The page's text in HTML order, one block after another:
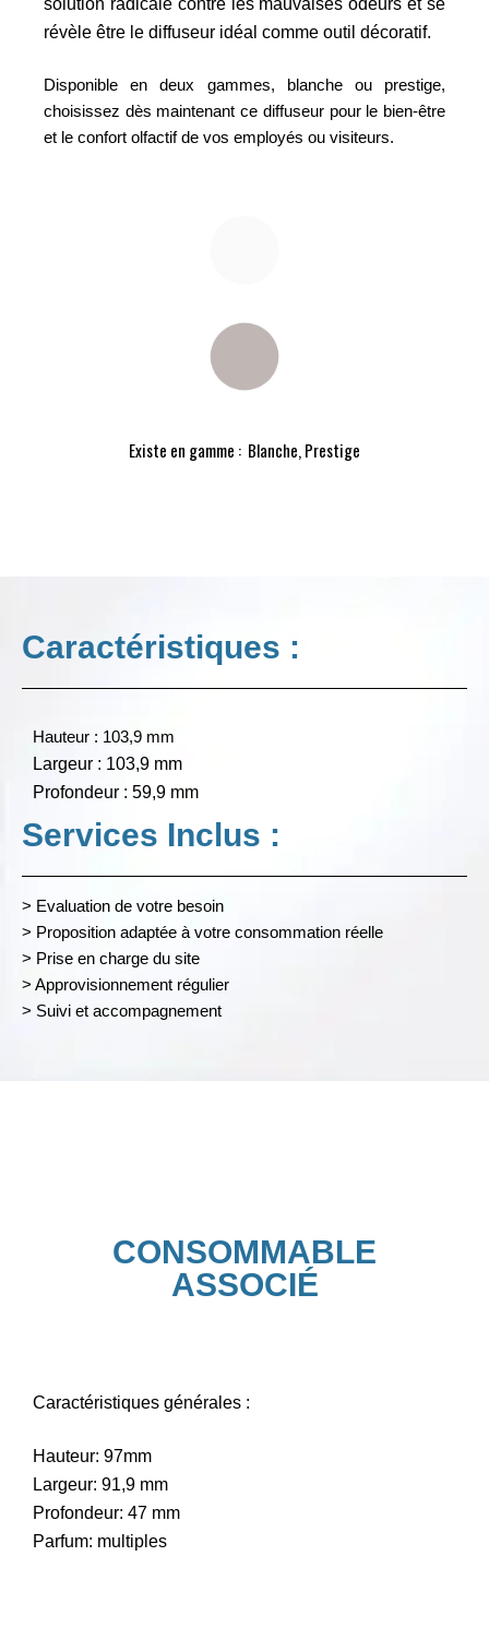
solution radicale contre les mauvaises odeurs et se
révèle être le diffuseur idéal comme outil décoratif.
Disponible en deux gammes, blanche ou prestige,
choisissez dès maintenant ce diffuseur pour le bien-être
et le confort olfactif de vos employés ou visiteurs.
Existe en gamme : Blanche, Prestige
Caractéristiques :
Hauteur : 103,9 mm
Largeur : 103,9 mm
Profondeur : 59,9 mm
Services Inclus :
> Evaluation de votre besoin
> Proposition adaptée à votre consommation réelle
> Prise en charge du site
> Approvisionnement régulier
> Suivi et accompagnement
CONSOMMABLE
ASSOCIÉ​
Caractéristiques générales :
Hauteur: 97mm
Largeur: 91,9 mm
Profondeur: 47 mm
Parfum: multiples